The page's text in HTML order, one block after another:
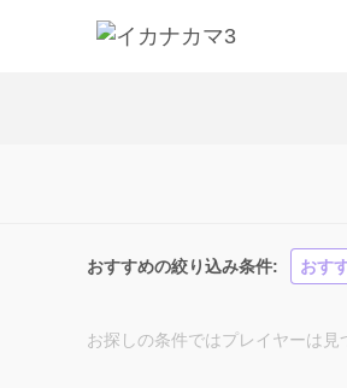
おすすめの絞り込み条件 おす
お探しの条件ではプレイヤーは